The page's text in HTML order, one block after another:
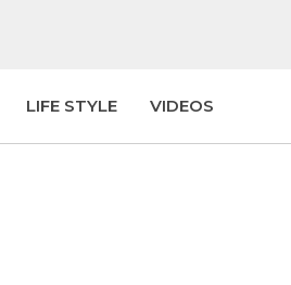
LIFE STYLE VIDEOS